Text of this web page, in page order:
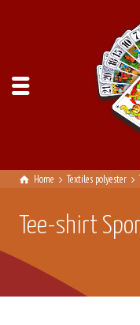
Home Textiles polyester
Tee-shirt